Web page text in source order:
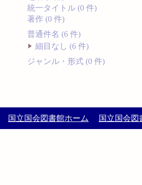
統一タイトル (0 件)
著作 (0 件)
普通件名 (6 件)
細目なし (6 件)
ジャンル・形式 (0 件)
国立国会図書館ホーム 国立国会図